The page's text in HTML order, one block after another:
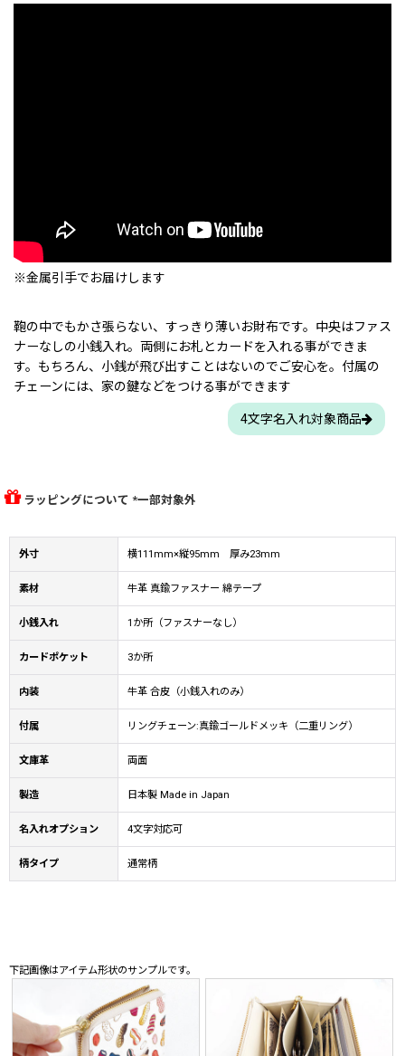
※金属引手でお届けします
鞄の中でもかさ張らない、すっきり薄いお財布です。中央はファス
ナーなしの小銭入れ。両側にお札とカードを入れる事ができま
す。もちろん、小銭が飛び出すことはないのでご安心を。付属の
チェーンには、家の鍵などをつける事ができます
4文字名入れ対象商品
ラッピングについて *一部対象外
外寸 横111mm×縦95mm 厚み23mm
素材 牛革 真鍮ファスナー 綿テープ
小銭入れ 1か所（ファスナーなし）
カードポケット 3か所
内装 牛革 合皮（小銭入れのみ）
付属 リングチェーン:真鍮ゴールドメッキ（二重リング）
文庫革 両面
製造 日本製 Made in Japan
名入れオプション 4文字対応可
柄タイプ 通常柄
下記画像はアイテム形状のサンプルです。